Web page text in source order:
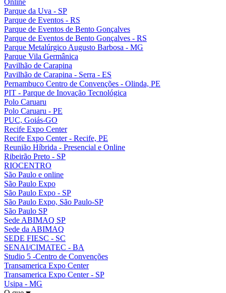
Parque da Uva - SP
Parque de Eventos - RS
Parque de Eventos de Bento Gonçalves
Parque de Eventos de Bento Gonçalves - RS
Parque Metalúrgico Augusto Barbosa - MG
Parque Vila Germânica
Pavilhão de Carapina
Pavilhão de Carapina - Serra - ES
Pernambuco Centro de Convenções - Olinda, PE
PIT - Parque de Inovação Tecnológica
Polo Caruaru
Polo Caruaru - PE
PUC, Goiás-GO
Recife Expo Center
Recife Expo Center - Recife, PE
Reunião Híbrida - Presencial e Online
Ribeirão Preto - SP
RIOCENTRO
São Paulo e online
São Paulo Expo
São Paulo Expo - SP
São Paulo Expo, São Paulo-SP
São Paulo SP
Sede ABIMAQ SP
Sede da ABIMAQ
SEDE FIESC - SC
SENAI/CIMATEC - BA
Studio 5 -Centro de Convenções
Transamerica Expo Center
Transamerica Expo Center - SP
Usipa - MG